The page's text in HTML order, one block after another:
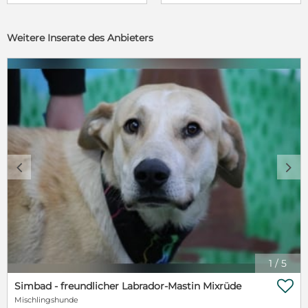
Weitere Inserate des Anbieters
1 / 5
c d
Simbad - freundlicher Labrador-Mastin Mixrüde
Mischlingshunde
